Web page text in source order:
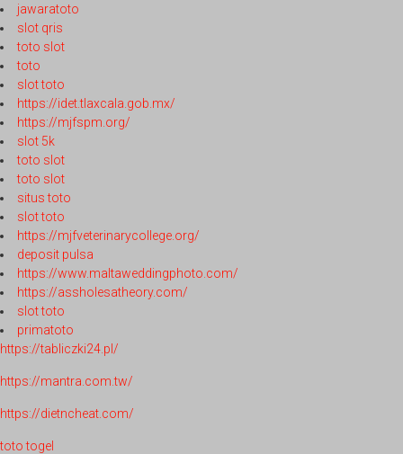
jawaratoto
slot qris
toto slot
toto
slot toto
https://idet.tlaxcala.gob.mx/
https://mjfspm.org/
slot 5k
toto slot
toto slot
situs toto
slot toto
https://mjfveterinarycollege.org/
deposit pulsa
https://www.maltaweddingphoto.com/
https://assholesatheory.com/
slot toto
primatoto
https://tabliczki24.pl/
https://mantra.com.tw/
https://dietncheat.com/
toto togel